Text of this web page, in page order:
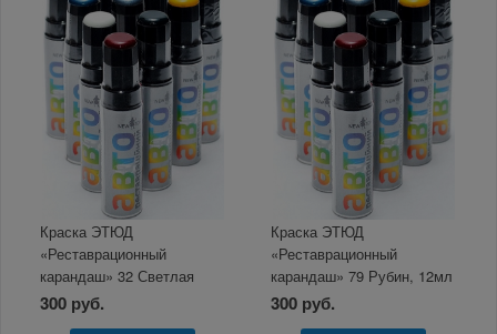
Краска ЭТЮД
«Реставрационный
карандаш» 32 Светлая
платина металлик 12мл
300 руб.
Краска ЭТЮД
«Реставрационный
карандаш» 79 Рубин, 12мл
300 руб.